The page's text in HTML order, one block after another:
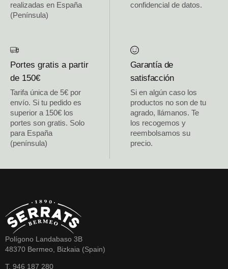
realizadas en España
(Península)
confidencial de datos.
Portes gratis a partir
de 150€
Tarifa única de 5€ por
envío. Si tu pedido es
superior a 150€ los
portes son gratis. Solo
para España
(península)
Garantía de
satisfacción
Si en algún caso los
productos no son de tu
agrado, llámanos. Te
los recogemos y
reembolsamos su
precio.
Polígono Landabaso 3B
48370 Bermeo, Bizkaia (Spain)
T. 946 187 280